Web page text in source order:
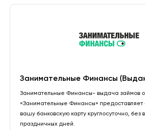
Занимательные Финансы
Занимательные Финансы- выдача займов
«Занимательные Финансы» предоставляет
вашу банковскую карту круглосуточно, без
праздничных дней.